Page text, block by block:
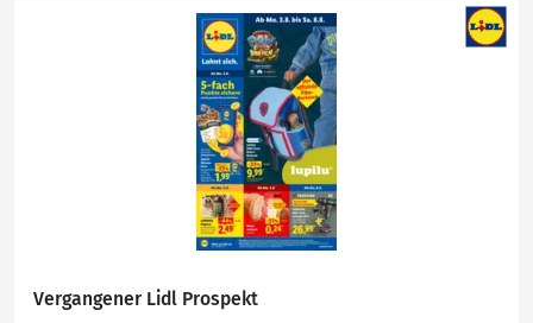
Vergangener Lidl Prospekt